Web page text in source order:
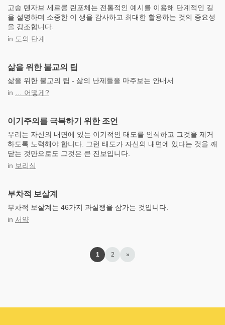
고승 텐자브 세르콩 린포체는 전통적인 예시를 이용해 단계적인 길
을 설명하며 소중한 이 생을 감사하고 최대한 활용하는 것의 중요성
을 강조합니다.
in 도의 단계
삶을 위한 불교의 팁
삶을 위한 불교의 팁 - 삶의 난제들을 마주보는 안내서
in
… 어떻게?
이기주의를 극복하기 위한 조언
우리는 자신의 내면에 있는 이기적인 태도를 인식하고 그것을 제거
하도록 노력해야 합니다. 그런 태도가 자신의 내면에 있다는 것을 깨
닫는 것만으로도 그것은 큰 진보입니다.
in 보리심
부차적 보살계
부차적 보살계는 46가지 과실행을 삼가는 것입니다.
in 서약
1 2 »